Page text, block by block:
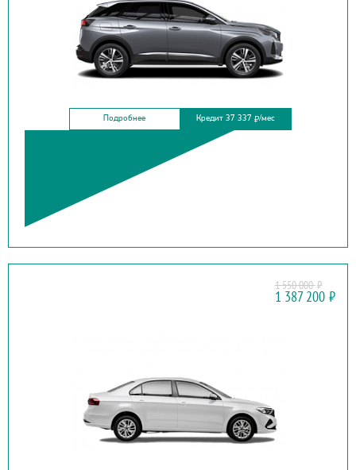
Подробнее Кредит 37 337 ₽/мес
1 550 000₽
1 387 200 ₽